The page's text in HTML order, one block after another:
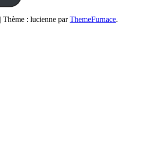
| Thème : lucienne parThemeFurnace.